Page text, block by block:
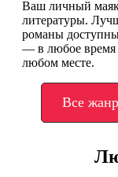
Ваш личный
литературы.
романы
— в любое время
любом месте.
Все